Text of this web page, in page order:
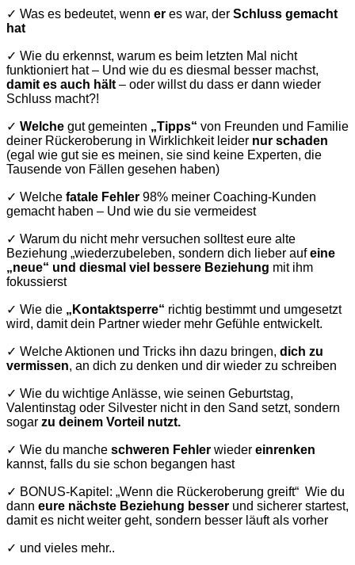
✓ Was es bedeutet, wenn er es war, der Schluss gemacht
hat
✓ Wie du erkennst, warum es beim letzten Mal nicht
funktioniert hat – Und wie du es diesmal besser machst,
damit es auch hält – oder willst du dass er dann wieder
Schluss macht?!
✓ Welche gut gemeinten „Tipps“ von Freunden und Familie
deiner Rückeroberung in Wirklichkeit leider nur schaden
(egal wie gut sie es meinen, sie sind keine Experten, die
Tausende von Fällen gesehen haben)
✓ Welche fatale Fehler 98% meiner Coaching-Kunden
gemacht haben – Und wie du sie vermeidest
✓ Warum du nicht mehr versuchen solltest eure alte
Beziehung „wiederzubeleben, sondern dich lieber aufeine
„neue“ und diesmal viel bessere Beziehung mit ihm
fokussierst
✓ Wie die „Kontaktsperre“ richtig bestimmt und umgesetzt
wird, damit dein Partner wieder mehr Gefühle entwickelt.
✓ Welche Aktionen und Tricks ihn dazu bringen, dich zu
vermissen, an dich zu denken und dir wieder zu schreiben
✓ Wie du wichtige Anlässe, wie seinen Geburtstag,
Valentinstag oder Silvester nicht in den Sand setzt, sondern
sogar zu deinem Vorteil nutzt.
✓ Wie du manche schweren Fehler wieder einrenken
kannst, falls du sie schon begangen hast
✓ BONUS-Kapitel: „Wenn die Rückeroberung greift“ Wie du
dann eure nächste Beziehung besser und sicherer startest,
damit es nicht weiter geht, sondern besser läuft als vorher
✓ und vieles mehr..